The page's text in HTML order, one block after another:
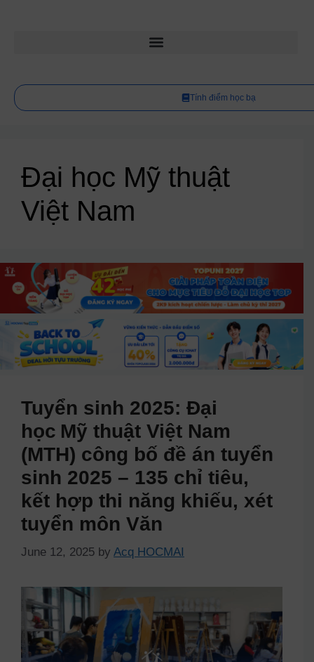
Tính điểm học bạ
Đại học Mỹ thuật
Việt Nam
Tuyển sinh 2025: Đại
học Mỹ thuật Việt Nam
(MTH) công bố đề án tuyển
sinh 2025 – 135 chỉ tiêu,
kết hợp thi năng khiếu, xét
tuyển môn Văn
June 12, 2025 by Acq HOCMAI